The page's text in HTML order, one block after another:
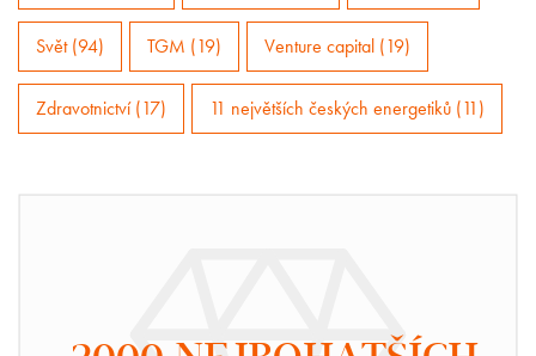
Svět (94) TGM (19) Venture capital (19)
Zdravotnictví (17) 11 největších českých energetiků (11)